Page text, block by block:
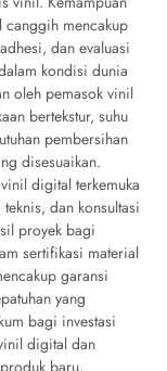
mencakup
dan evaluasi
kondisi dunia
oleh pemasok vinil
bertekstur, suhu
pembersihan
disesuaikan.
digital terkemuka
dan konsultasi
proyek bagi
sertifikasi material
garansi
yang
bagi investasi
digital dan
baru,